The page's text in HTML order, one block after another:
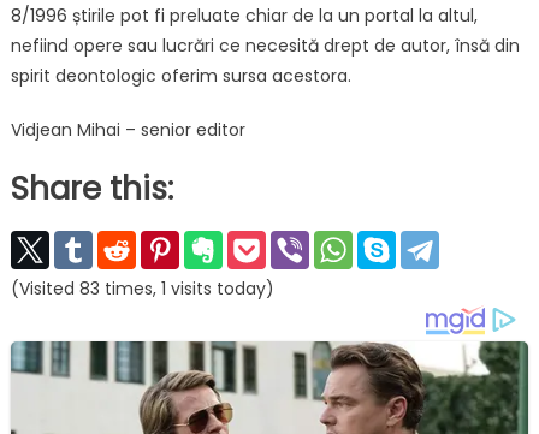
8/1996 știrile pot fi preluate chiar de la un portal la altul,
nefiind opere sau lucrări ce necesită drept de autor, însă din
spirit deontologic oferim sursa acestora.
Vidjean Mihai – senior editor
Share this:
(Visited 83 times, 1 visits today)